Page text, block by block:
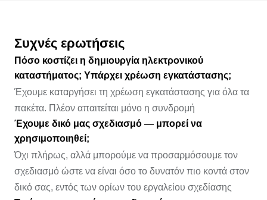
Συχνές ερωτήσεις
Πόσο κοστίζει η δημιουργία ηλεκτρονικού
καταστήματος; Υπάρχει χρέωση εγκατάστασης;
Έχουμε καταργήσει τη χρέωση εγκατάστασης για όλα τα
πακέτα. Πλέον απαιτείται μόνο η συνδρομή
Έχουμε δικό μας σχεδιασμό — μπορεί να
χρησιμοποιηθεί;
Όχι πλήρως, αλλά μπορούμε να προσαρμόσουμε τον
σχεδιασμό ώστε να είναι όσο το δυνατόν πιο κοντά στον
δικό σας, εντός των ορίων του εργαλείου σχεδίασης